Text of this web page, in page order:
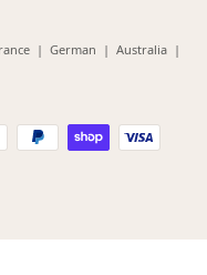
(opens
| German (opens
| Australia(opens
|